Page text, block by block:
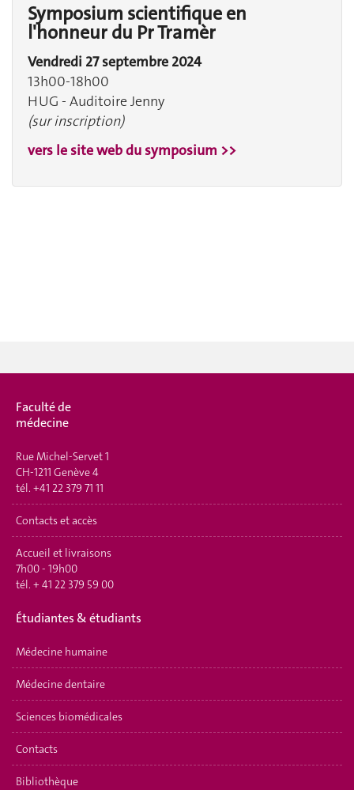
Symposium scientifique en
l'honneur du Pr Tramèr
Vendredi 27 septembre 2024
13h00-18h00
HUG - Auditoire Jenny
(sur inscription)
vers le site web du symposium >>
Faculté de
médecine
Rue Michel-Servet 1
CH-1211 Genève 4
tél. +41 22 379 71 11
Contacts et accès
Accueil et livraisons
7h00 - 19h00
tél. + 41 22 379 59 00
Étudiantes & étudiants
Médecine humaine
Médecine dentaire
Sciences biomédicales
Contacts
Bibliothèque